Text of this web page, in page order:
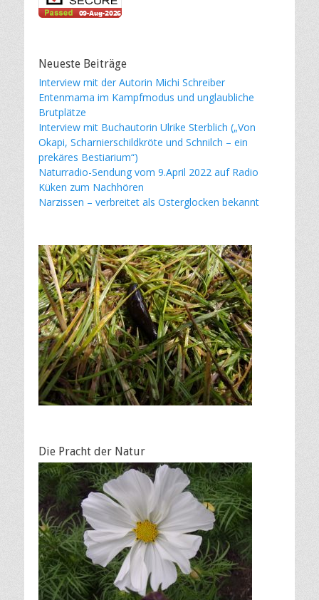
Neueste Beiträge
Interview mit der Autorin Michi Schreiber
Entenmama im Kampfmodus und unglaubliche
Brutplätze
Interview mit Buchautorin Ulrike Sterblich („Von
Okapi, Scharnierschildkröte und Schnilch – ein
prekäres Bestiarium“)
Naturradio-Sendung vom 9.April 2022 auf Radio
Küken zum Nachhören
Narzissen – verbreitet als Osterglocken bekannt
Die Pracht der Natur